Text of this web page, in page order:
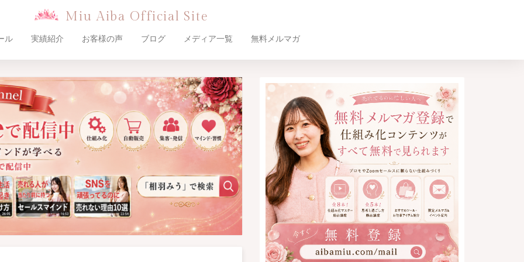
Miu Aiba Official Site
ル 実績紹介 お客様の声 ブログ メディア一覧 無料メルマガ